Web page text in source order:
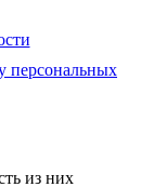
персональных
из них